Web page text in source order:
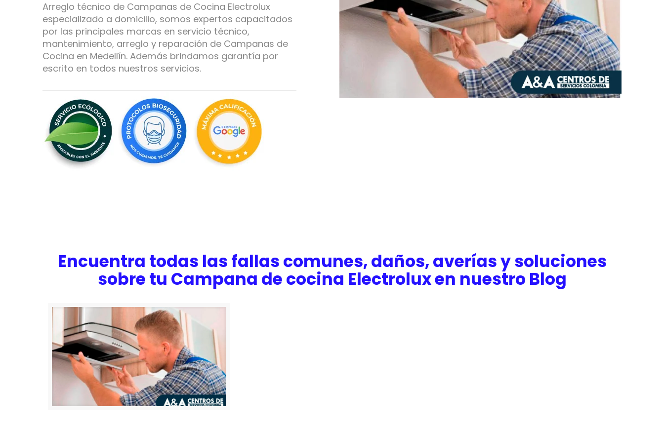
Arreglo técnico de Campanas de Cocina Electrolux
especializado a domicilio, somos expertos capacitados
por las principales marcas en servicio técnico,
mantenimiento, arreglo y reparación de Campanas de
Cocina en Medellín. Además brindamos garantía por
escrito en todos nuestros servicios.
Encuentra todas las fallas comunes, daños, averías y soluciones
sobre tu Campana de cocina Electrolux en nuestro Blog